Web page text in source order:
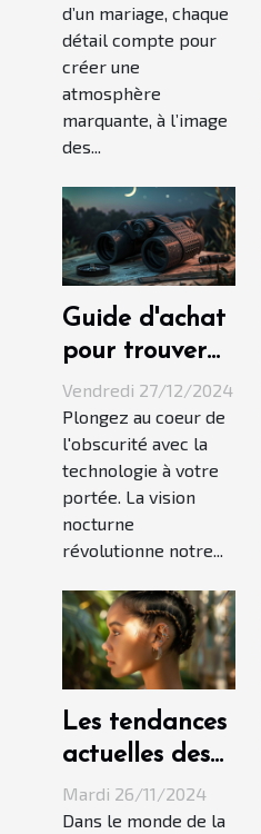
pour un
mariage en
2025 !
d’un mariage, chaque
détail compte pour
créer une
atmosphère
marquante, à l’image
des...
Guide d'achat
pour trouver
les meilleures
jumelles de
vision nocturne
Vendredi 27/12/2024
Plongez au coeur de
l'obscurité avec la
technologie à votre
portée. La vision
nocturne
révolutionne notre...
Les tendances
actuelles des
piercings hélix
et leurs
Mardi 26/11/2024
Dans le monde de la